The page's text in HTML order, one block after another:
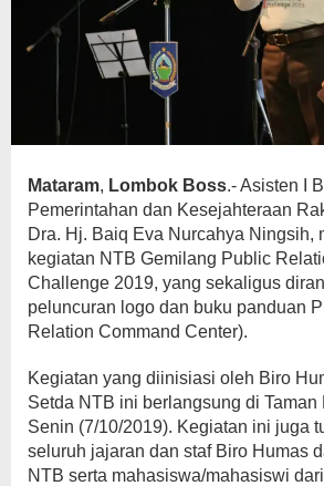
Mataram, Lombok Boss.- Asisten I
Pemerintahan dan Kesejahteraan
Dra. Hj. Baiq Eva Nurcahya Ningsih,
kegiatan NTB Gemilang Public
Challenge 2019, yang sekaligus
peluncuran logo dan buku panduan
Relation Command Center).
Kegiatan yang diinisiasi oleh Biro
Setda NTB ini berlangsung di Taman
Senin (7/10/2019). Kegiatan ini juga
seluruh jajaran dan staf Biro Humas
NTB serta mahasiswa/mahasiswi